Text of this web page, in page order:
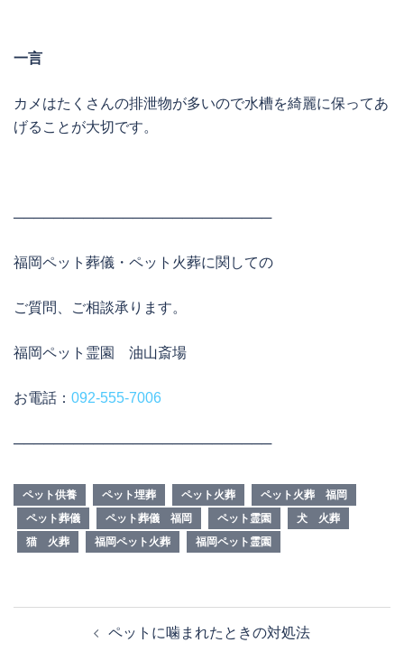
一言
カメはたくさんの排泄物が多いので水槽を綺麗に保ってあ
げることが大切です。
──────────────────────────
福岡ペット葬儀・ペット火葬に関しての
ご質問、ご相談承ります。
福岡ペット霊園 油山斎場
お電話： 092-555-7006
──────────────────────────
ペット供養 ペット埋葬 ペット火葬
ペット火葬 福岡
ペット葬儀
ペット葬儀 福岡 ペット霊園
犬 火葬
猫 火葬
福岡ペット火葬 福岡ペット霊園
ペットに噛まれたときの対処法